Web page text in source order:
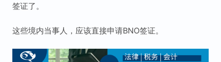
签证了。
这些境内当事人，应该直接申请BNO签证。